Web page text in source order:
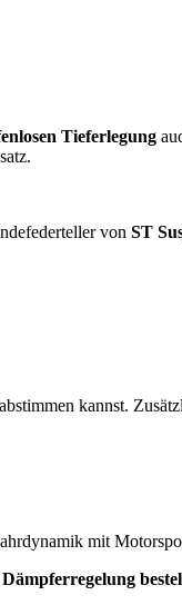
Tieferlegung
von ST
kannst.
mit